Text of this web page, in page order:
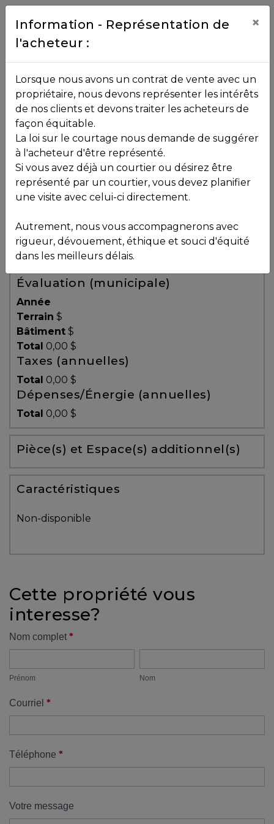
Contact
NOS
PROPRIÉTÉS
VOS
COURTIERS
Équipe
Partenaires
Témoignages
Blogue
ACHAT
Alerte
immobilière
Avec
un
courtier
vous
protégé!
outils
pour
financement
propriétaire
UNE
DÉCISION
!
de
démarrage
:
Toutes les propriétés
Vendu
, , ,
J8B 2L5
Voir plus de photos
Évaluation (municipale)
Année
Terrain $
Bâtiment $
Total 0,00 $
Taxes (annuelles)
Total 0,00 $
Dépenses/Énergie (annuelles)
Total 0,00 $
Pièce(s) et Espace(s) additionnel(s)
Caractéristiques
Non-disponible
Cette propriété vous
interesse?
Formulaire
Nom complet *
Prénom Nom
Courriel *
Téléphone *
Votre message
Information - Représentation de
l'acheteur :
×
Lorsque nous avons un contrat de vente avec un
propriétaire, nous devons représenter les intérêts
de nos clients et devons traiter les acheteurs de
façon équitable.
La loi sur le courtage nous demande de suggérer
à l'acheteur d'être représenté.
Si vous avez déjà un courtier ou désirez être
représenté par un courtier, vous devez planifier
une visite avec celui-ci directement.
Autrement, nous vous accompagnerons avec
rigueur, dévouement, éthique et souci d'équité
dans les meilleurs délais.